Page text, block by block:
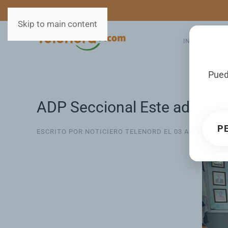
Skip to main content
INICIO
ADP Seccional Este
ESCRITO POR NOTICIERO TELENORD EL 03 AGOSTO